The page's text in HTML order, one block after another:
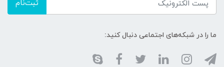
ثبت‌نام
ما را در شبکه‌های اجتماعی دنبال کنید: